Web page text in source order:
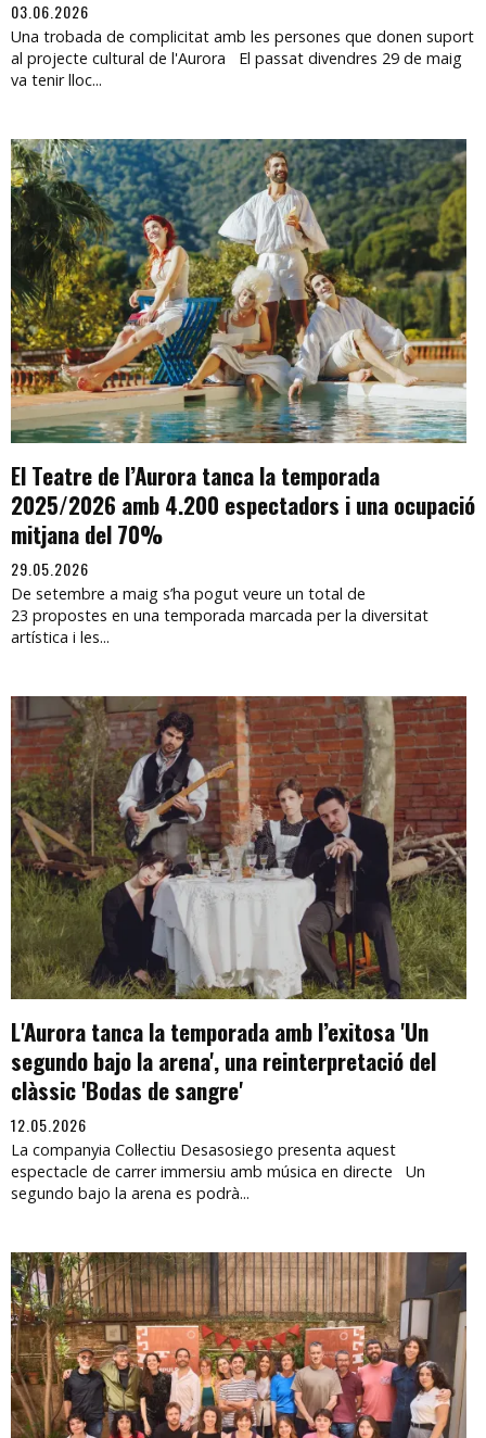
03.06.2026
Una trobada de complicitat amb les persones que donen suport
al projecte cultural de l'Aurora El passat divendres 29 de maig
va tenir lloc...
El Teatre de l’Aurora tanca la temporada
2025/2026 amb 4.200 espectadors i una ocupació
mitjana del 70%
29.05.2026
De setembre a maig s’ha pogut veure un total de
23 propostes en una temporada marcada per la diversitat
artística i les...
L'Aurora tanca la temporada amb l’exitosa 'Un
segundo bajo la arena', una reinterpretació del
clàssic 'Bodas de sangre'
12.05.2026
La companyia Col·lectiu Desasosiego presenta aquest
espectacle de carrer immersiu amb música en directe Un
segundo bajo la arena es podrà...